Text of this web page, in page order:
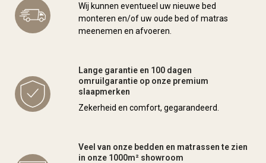
Wij kunnen eventueel uw nieuwe bed
monteren en/of uw oude bed of matras
meenemen en afvoeren.
Lange garantie en 100 dagen
omruilgarantie op onze premium
slaapmerken
Zekerheid en comfort, gegarandeerd.
Veel van onze bedden en matrassen te zien
in onze 1000m² showroom